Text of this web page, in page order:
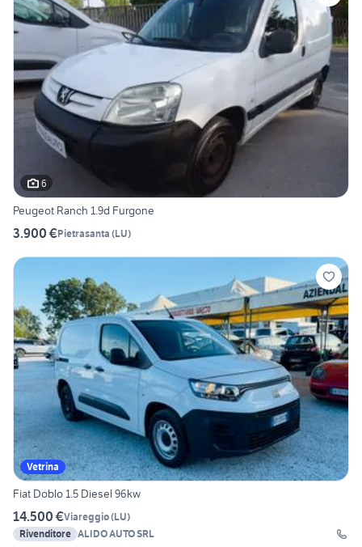
6
Peugeot Ranch 1.9d Furgone
3.900 €Pietrasanta (LU)
Vetrina
Fiat Doblo 1.5 Diesel 96kw
14.500 €Viareggio(LU)
Rivenditore ALIDO AUTO SRL